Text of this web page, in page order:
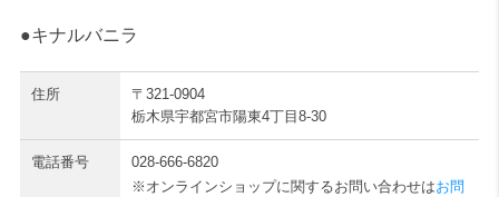
●キナルバニラ
住所
〒321-0904
栃木県宇都宮市陽東4丁目8-30
電話番号
028-666-6820
※オンラインショップに関するお問い合わせはお問